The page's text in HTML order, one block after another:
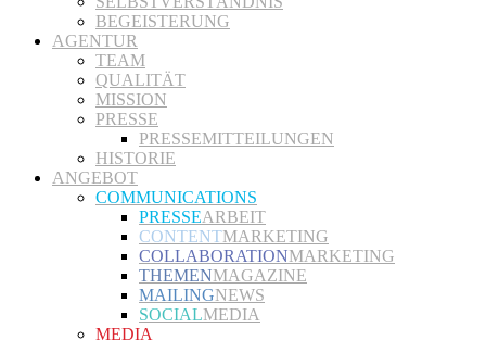
BEGEISTERUNG
AGENTUR
TEAM
QUALITÄT
MISSION
PRESSE
PRESSEMITTEILUNGEN
HISTORIE
ANGEBOT
COMMUNICATIONS
PRESSEARBEIT
CONTENTMARKETING
COLLABORATIONMARKETING
THEMENMAGAZINE
MAILINGNEWS
SOCIALMEDIA
MEDIA